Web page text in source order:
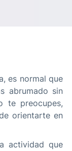
es normal que
abrumado sin
te preocupes,
orientarte en
actividad que